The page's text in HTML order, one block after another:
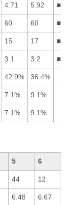
4.71 5.92
60 60
15 17
3.1 3.2
42.9% 36.4%
7.1% 9.1%
7.1% 9.1%
5 6
44 12
6.48 6.67